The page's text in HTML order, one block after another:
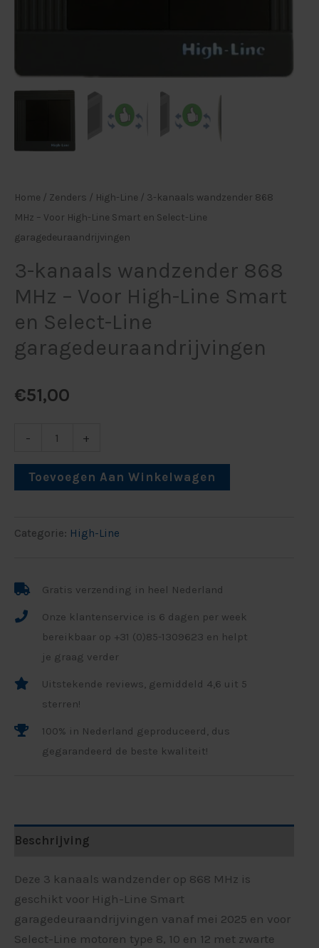
Home / Zenders / High-Line / 3-kanaals wandzender 868
MHz – Voor High-Line Smart en Select-Line
garagedeuraandrijvingen
3-kanaals wandzender 868
MHz – Voor High-Line Smart
en Select-Line
garagedeuraandrijvingen
€51,00
- +
Toevoegen Aan Winkelwagen
Categorie: High-Line
Gratis verzending in heel Nederland
Onze klantenservice is 6 dagen per week
bereikbaar op +31 (0)85-1309623 en helpt
je graag verder
Uitstekende reviews, gemiddeld 4,6 uit 5
sterren!
100% in Nederland geproduceerd, dus
gegarandeerd de beste kwaliteit!
Beschrijving
Deze 3 kanaals wandzender op 868 MHz is
geschikt voor High-Line Smart
garagedeuraandrijvingen vanaf mei 2025 en voor
Select-Line motoren type 8, 10 en 12 met zwarte